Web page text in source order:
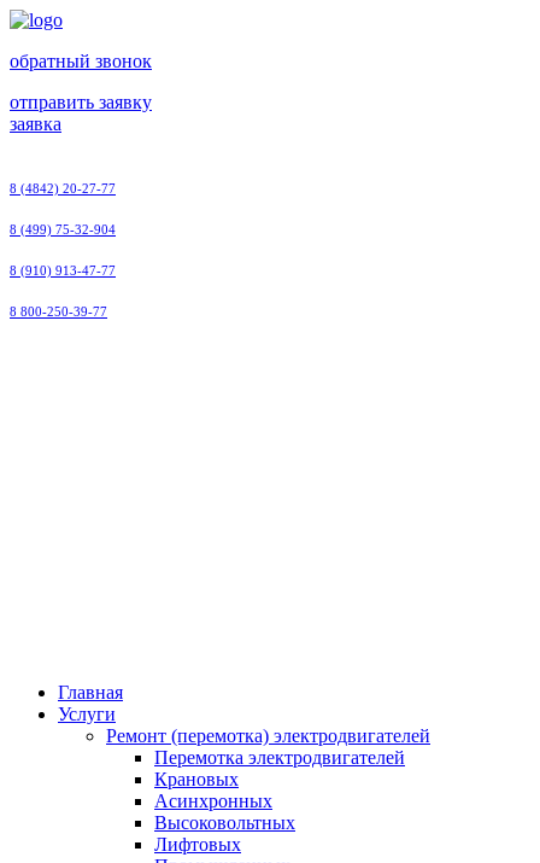
обратный звонок
отправить заявку
заявка
8 (4842) 20-27-77
8 (499) 75-32-904
8 (910) 913-47-77
8 800-250-39-77
Главная
Услуги
Ремонт (перемотка) электродвигателей
Перемотка электродвигателей
Крановых
Асинхронных
Высоковольтных
Лифтовых